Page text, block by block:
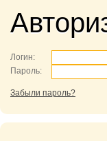
Логин:
Пароль:
Забыли пароль?